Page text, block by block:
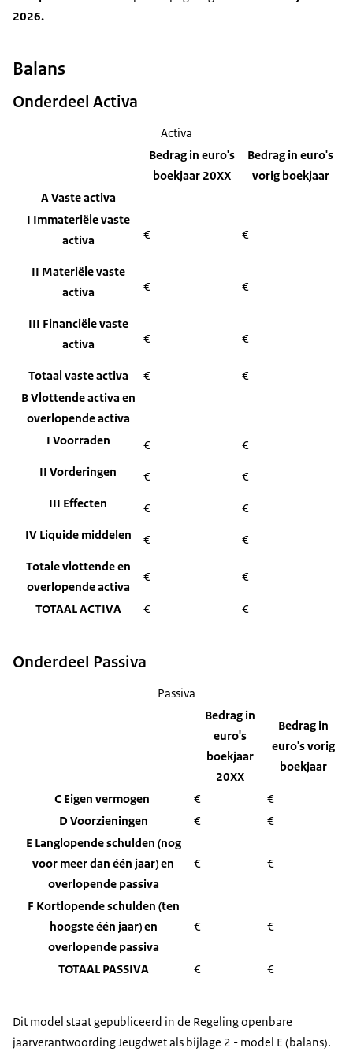
2026.
Balans
Onderdeel Activa
Activa
Bedrag in euro's
boekjaar 20XX
Bedrag in euro's
vorig boekjaar
A Vaste activa
I Immateriële vaste
activa
€ €
II Materiële vaste
activa
€ €
III Financiële vaste
activa
€ €
Totaal vaste activa €
€
B Vlottende activa en
overlopende activa
I Voorraden
€
€
II Vorderingen
€
€
III Effecten
€
€
IV Liquide middelen
€
€
Totale vlottende en
overlopende activa
€ €
TOTAAL ACTIVA € €
Onderdeel Passiva
Passiva
Bedrag in
euro's
boekjaar
20XX
Bedrag in
euro's vorig
boekjaar
C Eigen vermogen €
€
D Voorzieningen
€
€
E Langlopende schulden (nog
voor meer dan één jaar) en
overlopende passiva
€ €
F Kortlopende schulden (ten
hoogste één jaar) en
overlopende passiva
€ €
TOTAAL PASSIVA € €
Dit model staat gepubliceerd in de Regeling openbare
jaarverantwoording Jeugdwet als bijlage 2 - model E (balans).